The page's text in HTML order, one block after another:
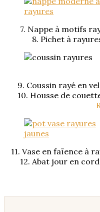
7. Nappe à motifs
8. Pichet à
9. Coussin rayé en
10. Housse de
11. Vase en faïence à
12. Abat jour en